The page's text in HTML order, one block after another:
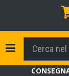
Toggle